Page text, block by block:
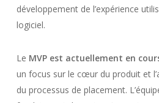
développement de l’expérience
logiciel.
Le MVP est actuellement en
un focus sur le cœur du produit et
du processus de placement.